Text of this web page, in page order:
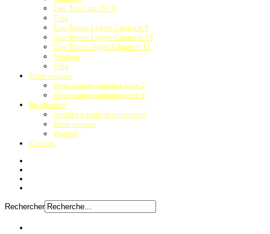
Two Ton Cup 1976
Tina
Une Tonne Légère Chapitre 9
Une Tonne Légère Chapitre 10
Une Tonne légère Chapitre 11
Yeoman
Ydra
Demi-coques
demi-coques standart série 2
demi-coques standart série 1
En chantier
Articles a venir et nouveauté
Demi-coques
Wanted
Contact
Rechercher